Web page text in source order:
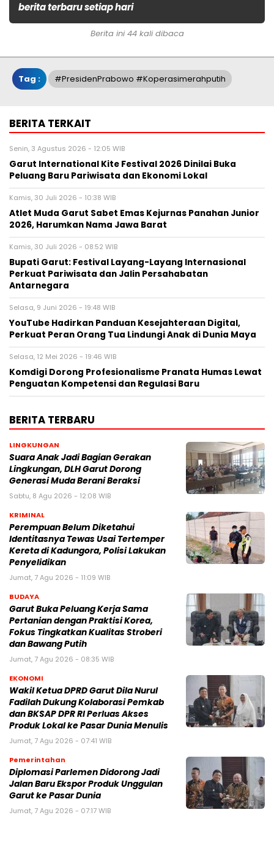
berita terbaru setiap hari
Berita ini 44 kali dibaca
Tag : #PresidenPrabowo #koperasimerahputih
BERITA TERKAIT
Senin, 3 Agustus 2026 - 12:05 WIB
Garut International Kite Festival 2026 Dinilai Buka
Peluang Baru Pariwisata dan Ekonomi Lokal
Kamis, 30 Juli 2026 - 10:38 WIB
Atlet Muda Garut Sabet Emas Kejurnas Panahan Junior
2026, Harumkan Nama Jawa Barat
Kamis, 30 Juli 2026 - 08:52 WIB
Bupati Garut: Festival Layang-Layang Internasional
Perkuat Pariwisata dan Jalin Persahabatan
Antarnegara
Selasa, 9 Juni 2026 - 19:48 WIB
YouTube Hadirkan Panduan Kesejahteraan Digital,
Perkuat Peran Orang Tua Lindungi Anak di Dunia Maya
Selasa, 12 Mei 2026 - 19:46 WIB
Komdigi Dorong Profesionalisme Pranata Humas Lewat
Penguatan Kompetensi dan Regulasi Baru
BERITA TERBARU
LINGKUNGAN
Suara Anak Jadi Bagian Gerakan
Lingkungan, DLH Garut Dorong
Generasi Muda Berani Beraksi
Sabtu, 8 Agu 2026 - 12:08 WIB
KRIMINAL
Perempuan Belum Diketahui
Identitasnya Tewas Usai Tertemper
Kereta di Kadungora, Polisi Lakukan
Penyelidikan
Jumat, 7 Agu 2026 - 11:09 WIB
BUDAYA
Garut Buka Peluang Kerja Sama
Pertanian dengan Praktisi Korea,
Fokus Tingkatkan Kualitas Stroberi
dan Bawang Putih
Jumat, 7 Agu 2026 - 08:35 WIB
EKONOMI
Wakil Ketua DPRD Garut Dila Nurul
Fadilah Dukung Kolaborasi Pemkab
dan BKSAP DPR RI Perluas Akses
Produk Lokal ke Pasar Dunia Menulis
Jumat, 7 Agu 2026 - 07:41 WIB
Pemerintahan
Diplomasi Parlemen Didorong Jadi
Jalan Baru Ekspor Produk Unggulan
Garut ke Pasar Dunia
Jumat, 7 Agu 2026 - 07:17 WIB